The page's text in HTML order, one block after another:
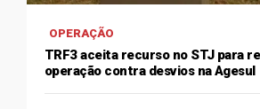
OPERAÇÃO
TRF3 aceita recurso no STJ para
operação contra desvios na Agesul